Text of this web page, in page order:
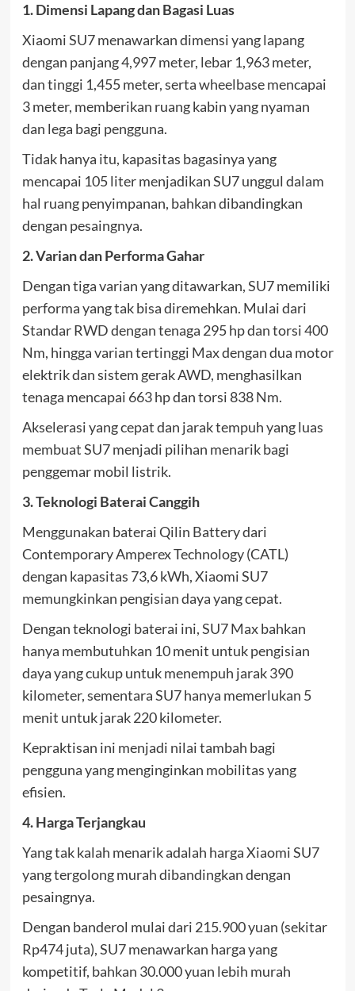
1. Dimensi Lapang dan Bagasi Luas
Xiaomi SU7 menawarkan dimensi yang lapang
dengan panjang 4,997 meter, lebar 1,963 meter,
dan tinggi 1,455 meter, serta wheelbase mencapai
3 meter, memberikan ruang kabin yang nyaman
dan lega bagi pengguna.
Tidak hanya itu, kapasitas bagasinya yang
mencapai 105 liter menjadikan SU7 unggul dalam
hal ruang penyimpanan, bahkan dibandingkan
dengan pesaingnya.
2. Varian dan Performa Gahar
Dengan tiga varian yang ditawarkan, SU7 memiliki
performa yang tak bisa diremehkan. Mulai dari
Standar RWD dengan tenaga 295 hp dan torsi 400
Nm, hingga varian tertinggi Max dengan dua motor
elektrik dan sistem gerak AWD, menghasilkan
tenaga mencapai 663 hp dan torsi 838 Nm.
Akselerasi yang cepat dan jarak tempuh yang luas
membuat SU7 menjadi pilihan menarik bagi
penggemar mobil listrik.
3. Teknologi Baterai Canggih
Menggunakan baterai Qilin Battery dari
Contemporary Amperex Technology (CATL)
dengan kapasitas 73,6 kWh, Xiaomi SU7
memungkinkan pengisian daya yang cepat.
Dengan teknologi baterai ini, SU7 Max bahkan
hanya membutuhkan 10 menit untuk pengisian
daya yang cukup untuk menempuh jarak 390
kilometer, sementara SU7 hanya memerlukan 5
menit untuk jarak 220 kilometer.
Kepraktisan ini menjadi nilai tambah bagi
pengguna yang menginginkan mobilitas yang
efisien.
4. Harga Terjangkau
Yang tak kalah menarik adalah harga Xiaomi SU7
yang tergolong murah dibandingkan dengan
pesaingnya.
Dengan banderol mulai dari 215.900 yuan (sekitar
Rp474 juta), SU7 menawarkan harga yang
kompetitif, bahkan 30.000 yuan lebih murah